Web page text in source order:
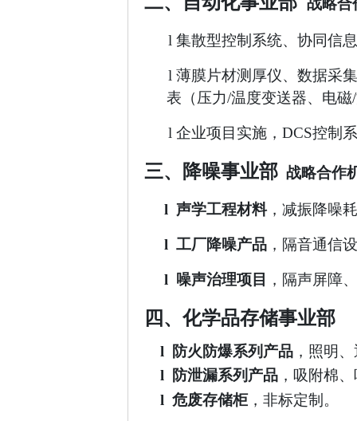
战略合
l 集散型控制系统、协同信息
l 薄膜片材测厚仪、数据采集
表（压力/温度变送器、电
l 企业项目实施，DCS控制
三、 降噪事业部 战略合作
l 声学工程材料，减振降噪
l 工厂降噪产品 ，隔音通信
l 噪声治理项目 ，隔声屏障
四、化学品存储事业部
l 防火防爆系列产品 ， 照明
l 防泄漏系列产品 ，吸附棉
l 危废存储柜，非标定制。